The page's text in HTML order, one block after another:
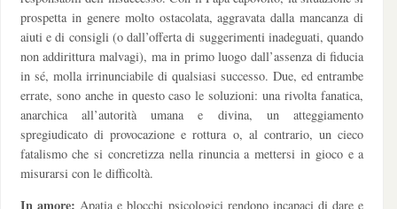
prospetta in genere molto ostacolata, aggravata dalla mancanza di
aiuti e di consigli (o dall’offerta di suggerimenti inadeguati, quando
non addirittura malvagi), ma in primo luogo dall’assenza di fiducia
in sé, molla irrinunciabile di qualsiasi successo. Due, ed entrambe
errate, sono anche in questo caso le soluzioni: una rivolta fanatica,
anarchica all’autorità umana e divina, un atteggiamento
spregiudicato di provocazione e rottura o, al contrario, un cieco
fatalismo che si concretizza nella rinuncia a mettersi in gioco e a
misurarsi con le difficoltà.
In amore: Apatia e blocchi psicologici rendono incapaci di dare e